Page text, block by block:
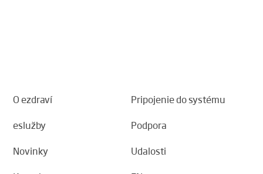
O ezdraví
Pripojenie do systému
eslužby
Podpora
Novinky
Udalosti